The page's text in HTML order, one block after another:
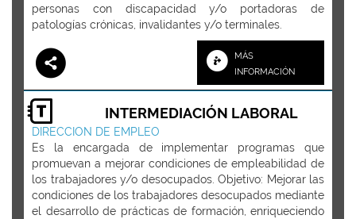
personas con discapacidad y/o portadoras de
patologías crónicas, invalidantes y/o terminales.
MÁS
INFORMACIÓN
INTERMEDIACIÓN LABORAL
DIRECCION DE EMPLEO
Es la encargada de implementar programas que
promuevan a mejorar condiciones de empleabilidad de
los trabajadores y/o desocupados. Objetivo: Mejorar las
condiciones de los trabajadores desocupados mediante
el desarrollo de prácticas de formación, enriqueciendo